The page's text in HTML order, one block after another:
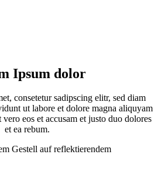
Ipsum dolor
consetetur sadipscing elitr, sed diam
ut labore et dolore magna aliquyam
eos et accusam et justo duo dolores
et ea rebum.